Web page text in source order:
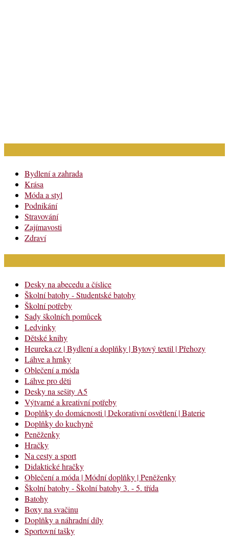
Bydlení a zahrada
Krása
Móda a styl
Podnikání
Stravování
Zajímavosti
Zdraví
Desky na abecedu a číslice
Školní batohy - Studentské batohy
Školní potřeby
Sady školních pomůcek
Ledvinky
Dětské knihy
Heureka.cz | Bydlení a doplňky | Bytový textil | Přehozy
Láhve a hrnky
Oblečení a móda
Láhve pro děti
Desky na sešity A5
Výtvarné a kreativní potřeby
Doplňky do domácnosti | Dekorativní osvětlení | Baterie
Doplňky do kuchyně
Peněženky
Hračky
Na cesty a sport
Didaktické hračky
Oblečení a móda | Módní doplňky | Peněženky
Školní batohy - Školní batohy 3. - 5. třída
Batohy
Boxy na svačinu
Doplňky a náhradní díly
Sportovní tašky